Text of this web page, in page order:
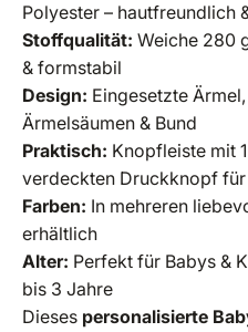
Polyester – hautfreundlich
Stoffqualität: Weiche 280
& formstabil
Design: Eingesetzte
Ärmelsäumen & Bund
Praktisch: Knopfleiste mit
verdeckten Druckknopf
Farben: In mehreren
erhältlich
Alter: Perfekt für Babys &
bis 3 Jahre
Dieses personalisierte